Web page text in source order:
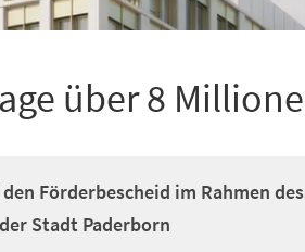
über 8
Förderbescheid im Rahmen des
Stadt Paderborn